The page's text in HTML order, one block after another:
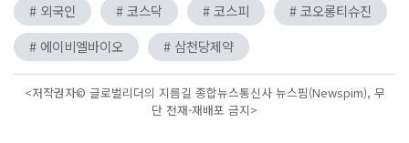
# 외국인
# 코스닥 # 코스피
# 코오롱티슈진
# 에이비엘바이오
# 삼천당제약
<저작권자© 글로벌리더의 지름길 종합뉴스통신사 뉴스핌(Newspim), 무
단 전재-재배포 금지>